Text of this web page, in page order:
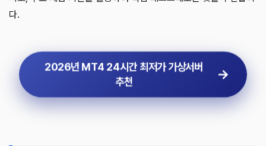
다.
2026년 MT4 24시간 최저가 가상서버
추천